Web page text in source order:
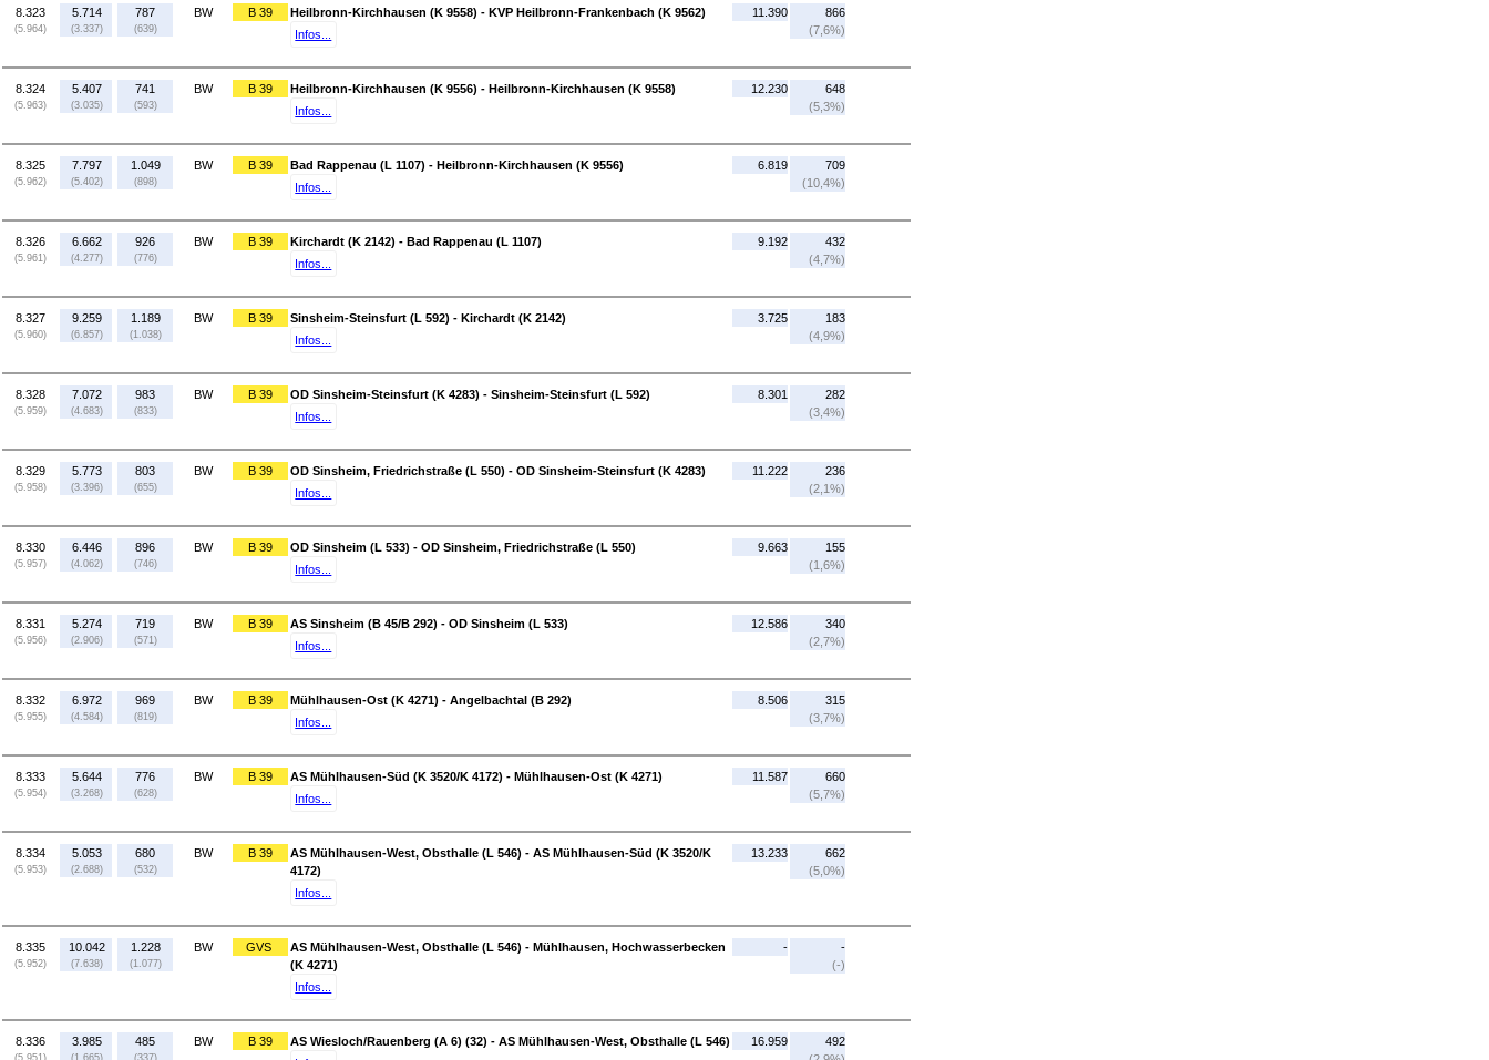
8.323
(5.964)
5.714
(3.337)
787
(639)
BW B 39
Heilbronn-Kirchhausen (K 9558) - KVP Heilbronn-Frankenbach (K 9562)
Infos...
11.390
866
(7,6%)
8.324
(5.963)
5.407
(3.035)
741
(593)
BW B 39
Heilbronn-Kirchhausen (K 9556) - Heilbronn-Kirchhausen (K 9558)
Infos...
12.230
648
(5,3%)
8.325
(5.962)
7.797
(5.402)
1.049
(898)
BW B 39
Bad Rappenau (L 1107) - Heilbronn-Kirchhausen (K 9556)
Infos...
6.819
709
(10,4%)
8.326
(5.961)
6.662
(4.277)
926
(776)
BW B 39
Kirchardt (K 2142) - Bad Rappenau (L 1107)
Infos...
9.192
432
(4,7%)
8.327
(5.960)
9.259
(6.857)
1.189
(1.038)
BW B 39
Sinsheim-Steinsfurt (L 592) - Kirchardt (K 2142)
Infos...
3.725
183
(4,9%)
8.328
(5.959)
7.072
(4.683)
983
(833)
BW B 39
OD Sinsheim-Steinsfurt (K 4283) - Sinsheim-Steinsfurt (L 592)
Infos...
8.301
282
(3,4%)
8.329
(5.958)
5.773
(3.396)
803
(655)
BW B 39
OD Sinsheim, Friedrichstraße (L 550) - OD Sinsheim-Steinsfurt (K 4283)
Infos...
11.222
236
(2,1%)
8.330
(5.957)
6.446
(4.062)
896
(746)
BW B 39
OD Sinsheim (L 533) - OD Sinsheim, Friedrichstraße (L 550)
Infos...
9.663
155
(1,6%)
8.331
(5.956)
5.274
(2.906)
719
(571)
BW B 39
AS Sinsheim (B 45/B 292) - OD Sinsheim (L 533)
Infos...
12.586
340
(2,7%)
8.332
(5.955)
6.972
(4.584)
969
(819)
BW B 39
Mühlhausen-Ost (K 4271) - Angelbachtal (B 292)
Infos...
8.506
315
(3,7%)
8.333
(5.954)
5.644
(3.268)
776
(628)
BW B 39
AS Mühlhausen-Süd (K 3520/K 4172) - Mühlhausen-Ost (K 4271)
Infos...
11.587
660
(5,7%)
8.334
(5.953)
5.053
(2.688)
680
(532)
BW B 39
AS Mühlhausen-West, Obsthalle (L 546) - AS Mühlhausen-Süd (K 3520/K
4172)
Infos...
13.233
662
(5,0%)
8.335
(5.952)
10.042
(7.638)
1.228
(1.077)
BW GVS
AS Mühlhausen-West, Obsthalle (L 546) - Mühlhausen, Hochwasserbecken
(K 4271)
Infos...
-
-
(-)
8.336
(5.951)
3.985
(1.665)
485
(337)
BW B 39
AS Wiesloch/Rauenberg (A 6) (32) - AS Mühlhausen-West, Obsthalle (L 546)
16.959
492